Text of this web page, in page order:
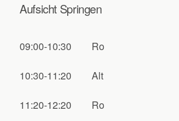
Aufsicht Springen
09:00-10:30 Ro
10:30-11:20 Alt
11:20-12:20 Ro